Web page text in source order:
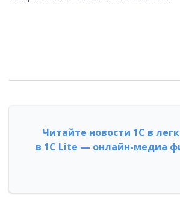
Читайте новости 1С в
в 1С Lite — онлайн-медиа